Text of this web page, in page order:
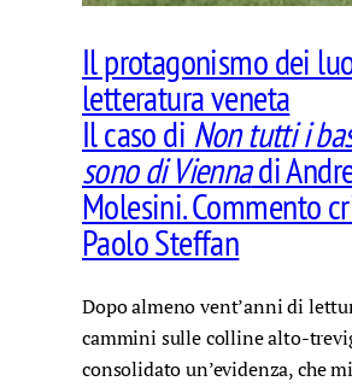
Il protagonismo dei
letteratura veneta
Il caso di Non tutti i
sono di Viennadi
Molesini. Commento
Paolo Steffan
Dopo almeno vent’anni di
cammini sulle colline alto-
consolidato un’evidenza, che